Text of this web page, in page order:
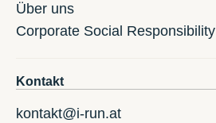
Über uns
Corporate Social Responsibility
Kontakt
kontakt@i-run.at